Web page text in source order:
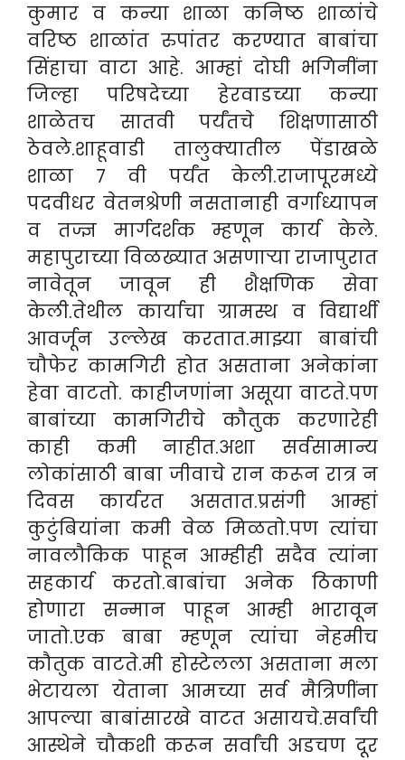
कुमार व कन्या शाळा कनिष्ठ शाळांचे
वरिष्ठ शाळांत रुपांतर करण्यात बाबांचा
सिंहाचा वाटा आहे. आम्हां दोघी भगिनींना
जिल्हा परिषदेच्या हेरवाडच्या कन्या
शाळेतच सातवी पर्यंतचे शिक्षणासाठी
ठेवले.शाहूवाडी तालुक्यातील पेंडाखळे
शाळा ७ वी पर्यंत केली.राजापूरमध्ये
पदवीधर वेतनश्रेणी नसतानाही वर्गाध्यापन
व तज्ज्ञ मार्गदर्शक म्हणून कार्य केले.
महापुराच्या विळख्यात असणाऱ्या राजापुरात
नावेतून जावून ही शैक्षणिक सेवा
केली.तेथील कार्याचा ग्रामस्थ व विद्यार्थी
आवर्जून उल्लेख करतात.माझ्या बाबांची
चौफेर कामगिरी होत असताना अनेकांना
हेवा वाटतो. काहीजणांना असूया वाटते.पण
बाबांच्या कामगिरीचे कौतुक करणारेही
काही कमी नाहीत.अशा सर्वसामान्य
लोकांसाठी बाबा जीवाचे रान करून रात्र न
दिवस कार्यरत असतात.प्रसंगी आम्हां
कुटुंबियांना कमी वेळ मिळतो.पण त्यांचा
नावलौकिक पाहून आम्हीही सदैव त्यांना
सहकार्य करतो.बाबांचा अनेक ठिकाणी
होणारा सन्मान पाहून आम्ही भारावून
जातो.एक बाबा म्हणून त्यांचा नेहमीच
कौतुक वाटते.मी होस्टेलला असताना मला
भेटायला येताना आमच्या सर्व मैत्रिणींना
आपल्या बाबांसारखे वाटत असायचे.सर्वांची
आस्थेने चौकशी करून सर्वांची अडचण दूर